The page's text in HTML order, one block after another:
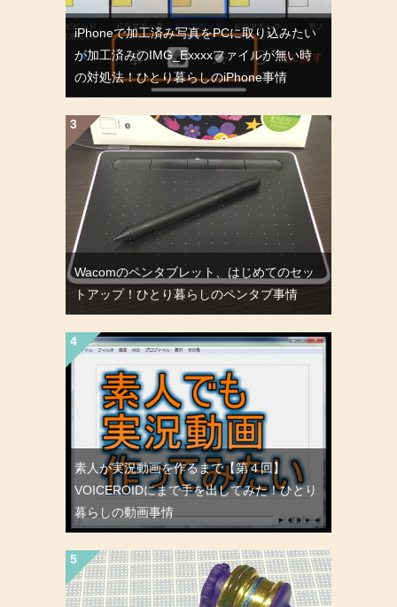
iPhoneで加工済み写真をPCに取り込みたい
が加工済みのIMG_Exxxxファイルが無い時
の対処法！ひとり暮らしのiPhone事情
Wacomのペンタブレット、はじめてのセッ
トアップ！ひとり暮らしのペンタブ事情
素人が実況動画を作るまで【第４回】
VOICEROIDにまで手を出してみた！ひとり
暮らしの動画事情